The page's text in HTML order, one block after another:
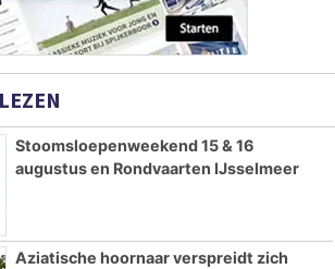
Stoomsloepenweekend 15 & 16
augustus en Rondvaarten IJsselmeer
Aziatische hoornaar verspreidt zich